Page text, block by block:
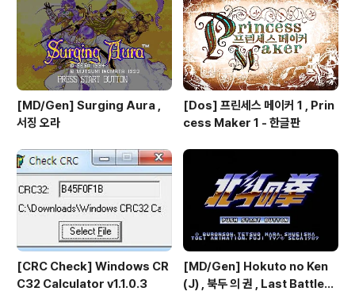
파이팅 / 대전 액션 - 국산소프트
[MD/Gen] Surging Aura ,
서징 오라
[Dos] 프린세스 메이커 1 , Prin
cess Maker 1 - 한글판
[CRC Check] Windows CR
C32 Calculator v1.1.0.3
[MD/Gen] Hokuto no Ken
(J) , 북두 의 권 , Last Battle